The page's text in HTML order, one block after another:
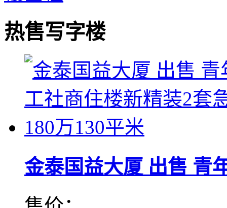
热售写字楼
金泰国益大厦 出售 青